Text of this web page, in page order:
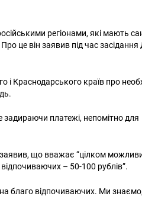
регіонами, які мають
це він заявив під час
Краснодарського країв про
платежі, непомітно для
заявив, що вважає “цілком
– 50-100 рублів”.
на благо відпочиваючих. Ми